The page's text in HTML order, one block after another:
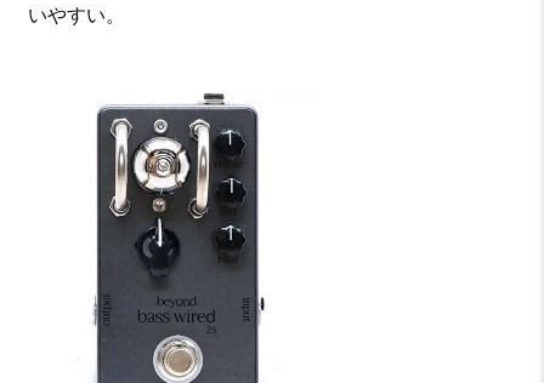
いやすい。